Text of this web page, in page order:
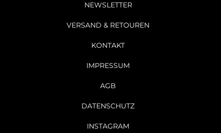
NEWSLETTER
VERSAND & RETOUREN
KONTAKT
IMPRESSUM
AGB
DATENSCHUTZ
INSTAGRAM